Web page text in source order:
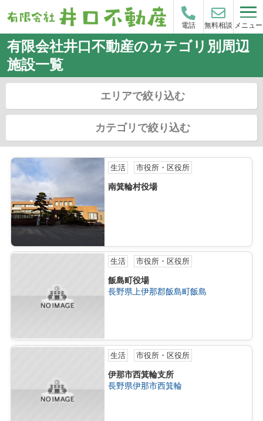
電話 無料相談 メニュー
有限会社井口不動産のカテゴリ別周辺
施設一覧
エリアで絞り込む
カテゴリで絞り込む
生活 市役所・区役所
南箕輪村役場
生活 市役所・区役所
飯島町役場
長野県上伊那郡飯島町飯島
生活 市役所・区役所
伊那市西箕輪支所
長野県伊那市西箕輪